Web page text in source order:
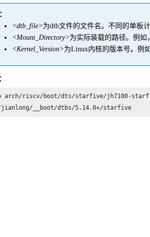
<dtb_file>为dtb文件的文件名。不同的单板
<Mount_Directory>为实际装载的路径。例如，
<Kernel_Version>为Linux内核的版本号。例如
arch/riscv/boot/dts/starfive/jh7100-
jianlong/__boot/dtbs/5.14.0+/starfive